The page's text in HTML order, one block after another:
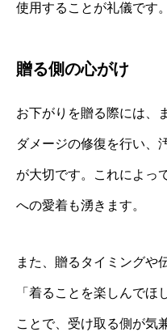
使用することが礼儀です。
贈る側の心がけ
お下がりを贈る際には、
ダメージの修復を行い、
が大切です。これによっ
への愛着も湧きます。
また、贈るタイミングや
「着ることを楽しんでほ
ことで、受け取る側が気